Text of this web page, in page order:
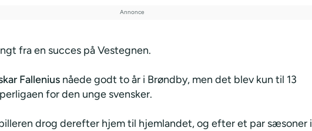
fra en succes på Vestegnen.
Fallenius nåede godt to år i Brøndby, men det blev kun til 13
for den unge svensker.
drog derefter hjem til hjemlandet, og efter et par sæsoner i